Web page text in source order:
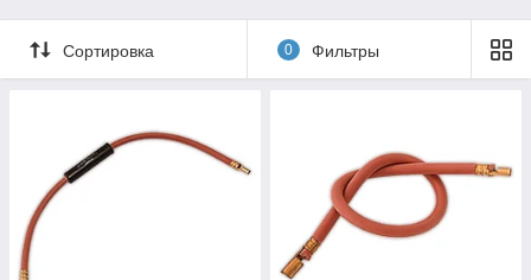
Сортировка 0 Фильтры